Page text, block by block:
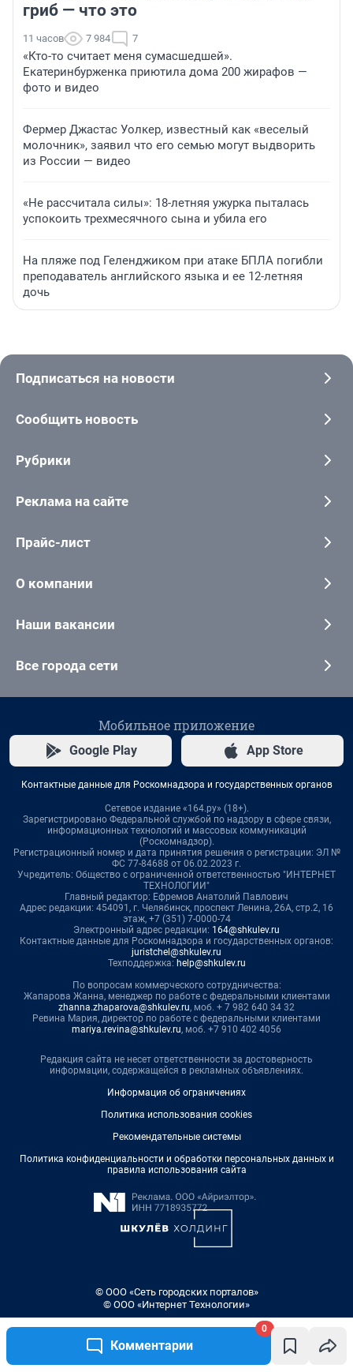
Комментарии
0
гриб — что это
11 часов 7 984 7
«Кто-то считает меня сумасшедшей».
Екатеринбурженка приютила дома 200 жирафов —
фото и видео
Фермер Джастас Уолкер, известный как «веселый
молочник», заявил что его семью могут выдворить
из России — видео
«Не рассчитала силы»: 18-летняя ужурка пыталась
успокоить трехмесячного сына и убила его
На пляже под Геленджиком при атаке БПЛА погибли
преподаватель английского языка и ее 12-летняя
дочь
Подписаться на новости
Сообщить новость
Рубрики
Реклама на сайте
Прайс-лист
О компании
Наши вакансии
Все города сети
Мобильное приложение
Google Play App Store
Контактные данные для Роскомнадзора и государственных органов
Сетевое издание «164.ру» (18+).
Зарегистрировано Федеральной службой по надзору в сфере связи,
информационных технологий и массовых коммуникаций
(Роскомнадзор).
Регистрационный номер и дата принятия решения о регистрации: ЭЛ №
ФС 77-84688 от 06.02.2023 г.
Учредитель: Общество с ограниченной ответственностью "ИНТЕРНЕТ
ТЕХНОЛОГИИ"
Главный редактор: Ефремов Анатолий Павлович
Адрес редакции: 454091, г. Челябинск, проспект Ленина, 26А, стр.2, 16
этаж, +7 (351) 7-0000-74
Электронный адрес редакции: 164@shkulev.ru
Контактные данные для Роскомнадзора и государственных органов:
juristchel@shkulev.ru
Техподдержка: help@shkulev.ru
По вопросам коммерческого сотрудничества:
Жапарова Жанна, менеджер по работе с федеральными клиентами
zhanna.zhaparova@shkulev.ru, моб. + 7 982 640 34 32
Ревина Мария, директор по работе с федеральными клиентами
mariya.revina@shkulev.ru, моб. +7 910 402 4056
Редакция сайта не несет ответственности за достоверность
информации, содержащейся в рекламных объявлениях.
Информация об ограничениях
Политика использования cookies
Рекомендательные системы
Политика конфиденциальности и обработки персональных данных и
правила использования сайта
© ООО «Сеть городских порталов»
© ООО «Интернет Технологии»